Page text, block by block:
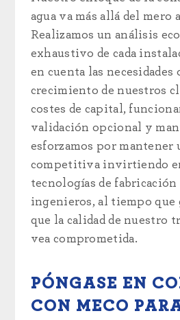
agua va más allá del mero
Realizamos un análisis
exhaustivo de cada
en cuenta las necesidades
crecimiento de nuestros
costes de capital,
validación opcional y
esforzamos por mantener
competitiva invirtiendo
tecnologías de
ingenieros, al tiempo que
que la calidad de nuestro
vea comprometida.
PÓNGASE EN
CON MECO